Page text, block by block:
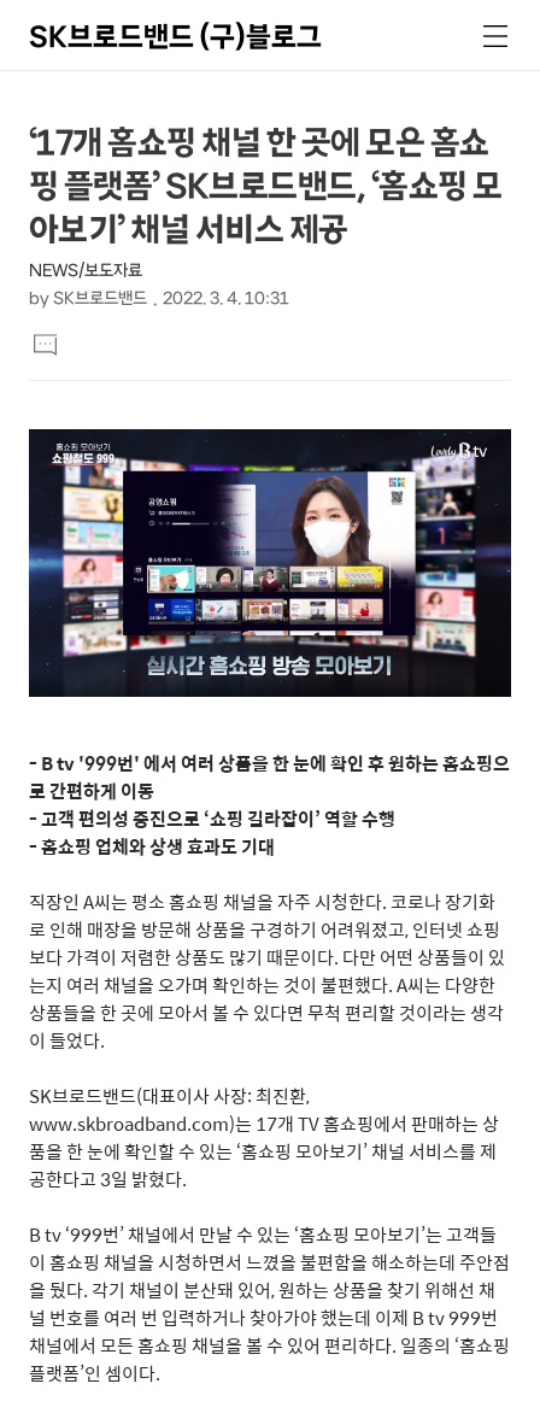
SK브로드밴드 (구)블로그
색
메
뉴
상
세
컨
텐
츠
본
문
제
목
‘17개 홈쇼핑 채널 한 곳에 모은 홈쇼
핑 플랫폼’ SK브로드밴드, ‘홈쇼핑 모
아보기’ 채널 서비스 제공
NEWS/보도자료
by SK브로드밴드 2022. 3. 4. 10:31
문
댓
글
- B tv '999번' 에서 여러 상품을 한 눈에 확인 후 원하는 홈쇼핑으
로 간편하게 이동
- 고객 편의성 증진으로 ‘쇼핑 길라잡이’ 역할 수행
- 홈쇼핑 업체와 상생 효과도 기대
직장인 A씨는 평소 홈쇼핑 채널을 자주 시청한다.코로나 장기화
로 인해 매장을 방문해 상품을 구경하기 어려워졌고,인터넷 쇼핑
보다 가격이 저렴한 상품도 많기 때문이다. 다만 어떤 상품들이 있
는지 여러 채널을 오가며 확인하는 것이 불편했다. A씨는 다양한
상품들을 한 곳에 모아서 볼 수 있다면 무척 편리할 것이라는 생각
이 들었다.
SK브로드밴드(대표이사 사장: 최진환,
www.skbroadband.com)는 17개TV홈쇼핑에서 판매하는 상
품을 한 눈에 확인할 수 있는 ‘홈쇼핑 모아보기’채널 서비스를 제
공한다고3일 밝혔다.
B tv ‘999번’채널에서 만날 수 있는 ‘홈쇼핑 모아보기’는 고객들
이 홈쇼핑 채널을 시청하면서 느꼈을 불편함을 해소하는데 주안점
을 뒀다. 각기 채널이 분산돼 있어,원하는 상품을 찾기 위해선 채
널 번호를 여러 번 입력하거나 찾아가야 했는데 이제 B tv 999번
채널에서 모든 홈쇼핑 채널을 볼 수 있어 편리하다. 일종의 ‘홈쇼핑
플랫폼’인 셈이다.